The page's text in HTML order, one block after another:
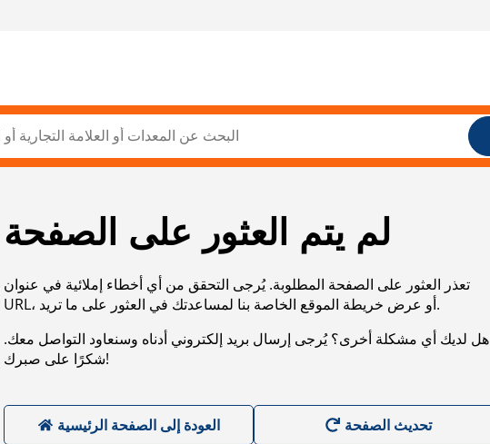
لم يتم العثور على الصفحة
تعذر العثور على الصفحة المطلوبة. يُرجى التحقق من أي أخطاء إملائية في عنوان
URL، أو عرض خريطة الموقع الخاصة بنا لمساعدتك في العثور على ما تريد.
هل لديك أي مشكلة أخرى؟ يُرجى إرسال بريد إلكتروني أدناه وسنعاود التواصل معك.
شكرًا على صبرك!
العودة إلى الصفحة الرئيسية